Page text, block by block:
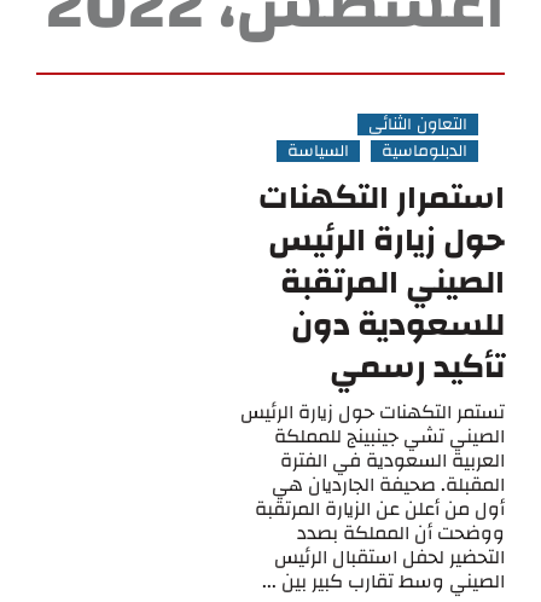
التعاون الثنائي
الدبلوماسية
السياسة
استمرار التكهنات
حول زيارة الرئيس
الصيني المرتقبة
للسعودية دون
تأكيد رسمي
تستمر التكهنات حول زيارة الرئيس
الصيني تشي جينبينج للمملكة
العربية السعودية في الفترة
المقبلة. صحيفة الجارديان هي
أول من أعلن عن الزيارة المرتقبة
ووضحت أن المملكة بصدد
التحضير لحفل استقبال الرئيس
الصيني وسط تقارب كبير بين ...